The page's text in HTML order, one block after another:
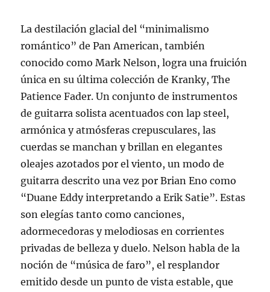
La destilación glacial del “minimalismo
romántico” de Pan American, también
conocido como Mark Nelson, logra una fruición
única en su última colección de Kranky, The
Patience Fader. Un conjunto de instrumentos
de guitarra solista acentuados con lap steel,
armónica y atmósferas crepusculares, las
cuerdas se manchan y brillan en elegantes
oleajes azotados por el viento, un modo de
guitarra descrito una vez por Brian Eno como
“Duane Eddy interpretando a Erik Satie”. Estas
son elegías tanto como canciones,
adormecedoras y melodiosas en corrientes
privadas de belleza y duelo. Nelson habla de la
noción de “música de faro”, el resplandor
emitido desde un punto de vista estable, que